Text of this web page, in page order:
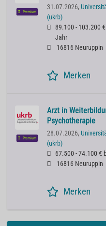
Premium
31.07.2026,
(ukrb)
89.100 - 103.200
Jahr
16816 Neuruppin
Merken
Premium
Arzt in
Psychotherapie
28.07.2026,
(ukrb)
67.500 - 74.100 €
16816 Neuruppin
Merken